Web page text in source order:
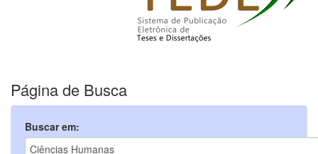
Página de Busca
Buscar em: